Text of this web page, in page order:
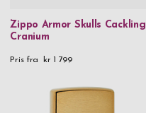
Zippo Armor Skulls Cackling
Cranium
Pris fra kr 1 799